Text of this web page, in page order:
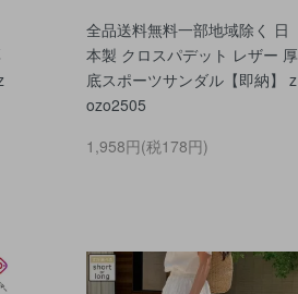
全品送料無料一部地域除く 日
本製 クロスパデット レザー 厚
底スポーツサンダル【即納】 z
ozo2505
1,958円(税178円)